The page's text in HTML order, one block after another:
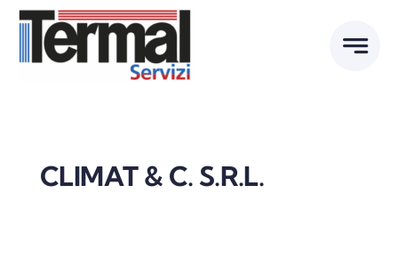
Skip
content
CLIMAT & C. S.R.L.